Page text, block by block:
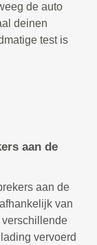
de auto
deinen
test is
aan de
aan de
van
verschillende
vervoerd